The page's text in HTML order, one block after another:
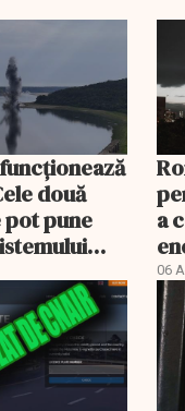
două
pune
a
06